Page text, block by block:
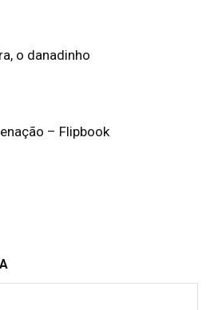
o danadinho
– Flipbook